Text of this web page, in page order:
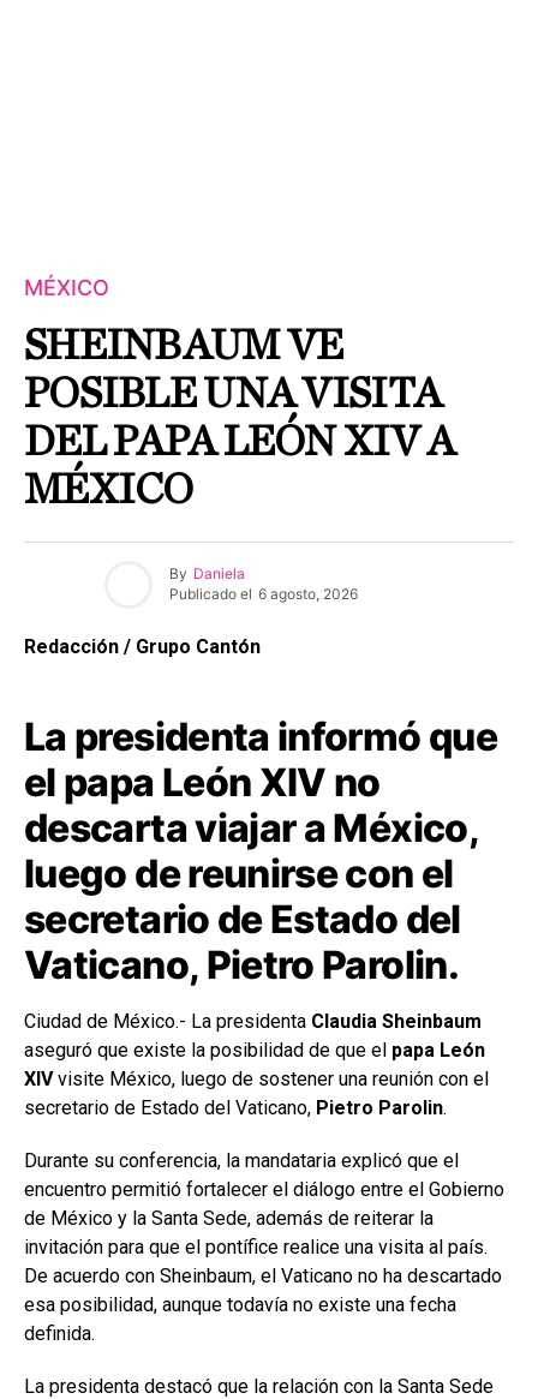
MÉXICO
SHEINBAUM VE
POSIBLE UNA VISITA
DEL PAPA LEÓN XIV A
MÉXICO
By Daniela
Publicado el 6 agosto, 2026
Redacción / Grupo Cantón
La presidenta informó que
el papa León XIV no
descarta viajar a México,
luego de reunirse con el
secretario de Estado del
Vaticano, Pietro Parolin.
Ciudad de México.- La presidenta Claudia Sheinbaum
aseguró que existe la posibilidad de que el papa León
XIVvisite México, luego de sostener una reunión con el
secretario de Estado del Vaticano, Pietro Parolin.
Durante su conferencia, la mandataria explicó que el
encuentro permitió fortalecer el diálogo entre el Gobierno
de México y la Santa Sede, además de reiterar la
invitación para que el pontífice realice una visita al país.
De acuerdo con Sheinbaum, el Vaticano no ha descartado
esa posibilidad, aunque todavía no existe una fecha
definida.
La presidenta destacó que la relación con la Santa Sede